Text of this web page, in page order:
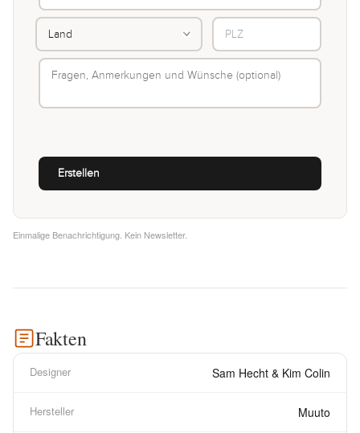
Einmalige Benachrichtigung. Kein Newsletter.
Fakten
Designer Sam Hecht & Kim Colin
Hersteller Muuto